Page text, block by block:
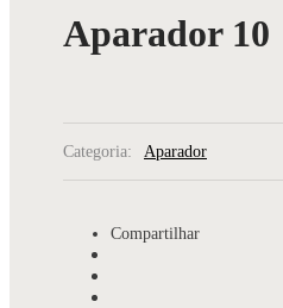
Aparador 10
Categoria: Aparador
Compartilhar